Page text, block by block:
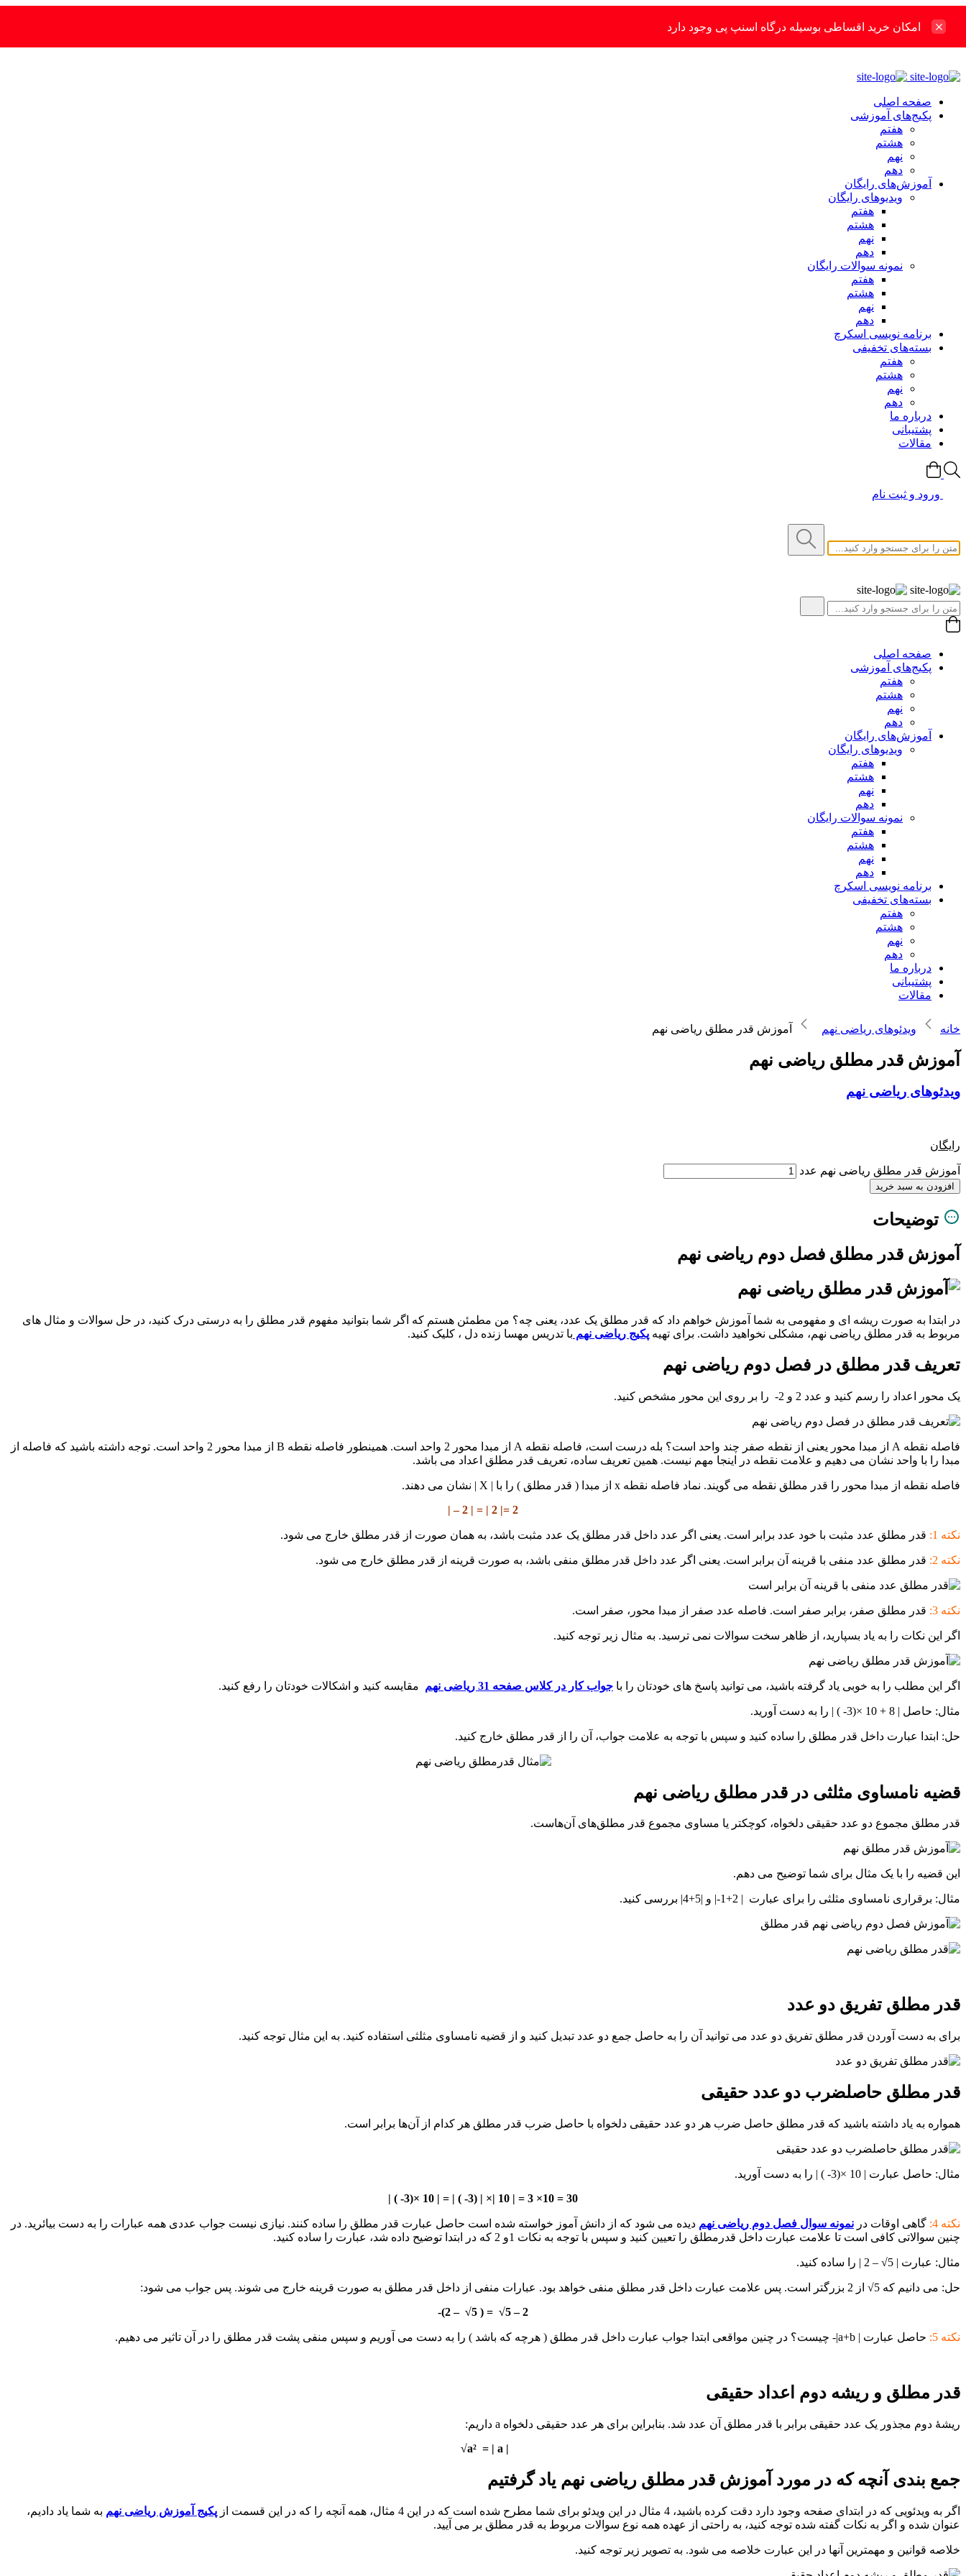
امکان خرید اقساطی بوسیله درگاه اسنپ پی وجود دارد
صفحه اصلی
پکیج‌های آموزشی
هفتم
هشتم
نهم
دهم
آموزش‌های رایگان
ویدیوهای رایگان
هفتم
هشتم
نهم
دهم
نمونه سوالات رایگان
هفتم
هشتم
نهم
دهم
برنامه نویسی اسکرچ
بسته‌های تخفیفی
هفتم
هشتم
نهم
دهم
درباره ما
پشتیبانی
مقالات
ورود و ثبت نام
صفحه اصلی
پکیج‌های آموزشی
هفتم
هشتم
نهم
دهم
آموزش‌های رایگان
ویدیوهای رایگان
هفتم
هشتم
نهم
دهم
نمونه سوالات رایگان
هفتم
هشتم
نهم
دهم
برنامه نویسی اسکرچ
بسته‌های تخفیفی
هفتم
هشتم
نهم
دهم
درباره ما
پشتیبانی
مقالات
خانه ویدئوهای ریاضی نهم آموزش قدر مطلق ریاضی نهم
آموزش قدر مطلق ریاضی نهم
ویدئوهای ریاضی نهم
رایگان
آموزش قدر مطلق ریاضی نهم عدد
افزودن به سبد خرید
توضیحات
آموزش قدر مطلق فصل دوم ریاضی نهم
در ابتدا به صورت ریشه ای و مفهومی به شما آموزش خواهم داد که قدر مطلق یک عدد، یعنی چه؟ من مطمئن هستم که اگر شما بتوانید مفهوم قدر مطلق را به درستی درک کنید، در حل سوالات و مثال های
مربوط به قدر مطلق ریاضی نهم، مشکلی نخواهید داشت. برای تهیه پکیج ریاضی نهم با تدریس مهسا زنده دل ، کلیک کنید.
تعریف قدر مطلق در فصل دوم ریاضی نهم
یک محور اعداد را رسم کنید و عدد 2 و 2- را بر روی این محور مشخص کنید.
فاصله نقطه A از مبدا محور یعنی از نقطه صفر چند واحد است؟ بله درست است، فاصله نقطه A از مبدا محور 2 واحد است. همینطور فاصله نقطه B از مبدا محور 2 واحد است. توجه داشته باشید که فاصله از
مبدا را با واحد نشان می دهیم و علامت نقطه در اینجا مهم نیست. همین تعریف ساده، تعریف قدر مطلق اعداد می باشد.
فاصله نقطه از مبدا محور را قدر مطلق نقطه می گویند. نماد فاصله نقطه x از مبدا ( قدر مطلق ) را با | X | نشان می دهند.
2 =| 2 | = | 2 – |
نکته 1: قدر مطلق عدد مثبت با خود عدد برابر است. یعنی اگر عدد داخل قدر مطلق یک عدد مثبت باشد، به همان صورت از قدر مطلق خارج می شود.
نکته 2: قدر مطلق عدد منفی با قرینه آن برابر است. یعنی اگر عدد داخل قدر مطلق منفی باشد، به صورت قرینه از قدر مطلق خارج می شود.
نکته 3: قدر مطلق صفر، برابر صفر است. فاصله عدد صفر از مبدا محور، صفر است.
اگر این نکات را به یاد بسپارید، از ظاهر سخت سوالات نمی ترسید. به مثال زیر توجه کنید.
اگر این مطلب را به خوبی یاد گرفته باشید، می توانید پاسخ های خودتان را با جواب کار در کلاس صفحه 31 ریاضی نهم مقایسه کنید و اشکالات خودتان را رفع کنید.
مثال: حاصل | 8 + 10 ×(3- ) | را به دست آورید.
حل: ابتدا عبارت داخل قدر مطلق را ساده کنید و سپس با توجه به علامت جواب، آن را از قدر مطلق خارج کنید.
قضیه نامساوی مثلثی در قدر مطلق ریاضی نهم
قدر مطلق مجموع دو عدد حقیقی دلخواه، کوچکتر یا مساوی مجموع قدر مطلق‌های آن‌هاست.
این قضیه را با یک مثال برای شما توضیح می دهم.
مثال: برقراری نامساوی مثلثی را برای عبارت | 2+1-
| و |
5
+
4| بررسی کنید.
قدر مطلق تفریق دو عدد
برای به دست آوردن قدر مطلق تفریق دو عدد می توانید آن را به حاصل جمع دو عدد تبدیل کنید و از قضیه نامساوی مثلثی استفاده کنید. به این مثال توجه کنید.
قدر مطلق حاصلضرب دو عدد حقیقی
همواره به یاد داشته باشید که قدر مطلق حاصل ضرب هر دو عدد حقیقی دلخواه با حاصل ضرب قدر مطلق هر کدام از آن‌ها برابر است.
مثال: حاصل عبارت | 10 ×(3- ) | را به دست آورید.
30 = 10× 3 = | 10 |× | (3- ) | = | 10 ×(3- ) |
نکته 4: گاهی اوقات در نمونه سوال فصل دوم ریاضی نهم دیده می شود که از دانش آموز خواسته شده است حاصل عبارت قدر مطلق را ساده کنند. نیازی نیست جواب عددی همه عبارات را به دست بیائرید. در
چنین سوالاتی کافی است تا علامت عبارت داخل قدرمطلق را تعیین کنید و سپس با توجه به نکات 1و 2 که در ابتدا توضیح داده شد، عبارت را ساده کنید.
مثال: عبارت | 5√ – 2 | را ساده کنید.
حل: می دانیم که 5√ از 2 بزرگتر است. پس علامت عبارت داخل قدر مطلق منفی خواهد بود. عبارات منفی از داخل قدر مطلق به صورت قرینه خارج می شوند. پس جواب می شود:
2 – 5√ = ( 5√ – 2)-
نکته 5: حاصل عبارت | a+b|- چیست؟ در چنین مواقعی ابتدا جواب عبارت داخل قدر مطلق ( هرچه که باشد ) را به دست می آوریم و سپس منفی پشت قدر مطلق را در آن تاثیر می دهیم.
قدر مطلق و ریشه دوم اعداد حقیقی
ریشۀ دوم مجذور یک عدد حقیقی برابر با قدر مطلق آن عدد شد. بنابراین برای هر عدد حقیقی دلخواه a داریم:
| a² = | a√
جمع بندی آنچه که در مورد آموزش قدر مطلق ریاضی نهم یاد گرفتیم
اگر به ویدئویی که در ابتدای صفحه وجود دارد دقت کرده باشید، 4 مثال در این ویدئو برای شما مطرح شده است که در این 4 مثال، همه آنچه را که در این قسمت از پکیج آموزش ریاضی نهم به شما یاد دادیم،
عنوان شده و اگر به نکات گفته شده توجه کنید، به راحتی از عهده همه نوع سوالات مربوط به قدر مطلق بر می آیید.
خلاصه قوانین و مهمترین آنها در این عبارت خلاصه می شود. به تصویر زیر توجه کنید.